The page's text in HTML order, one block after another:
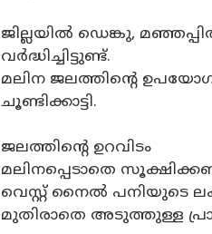
ജില്ലയിൽ ഡെങ്കു,
വർദ്ധിച്ചിട്ടുണ്ട്.
മലിന ജലത്തിന്റെ
ചൂണ്ടിക്കാട്ടി.
ജലത്തിന്റെ ഉറവിടം
മലിനപ്പെടാതെ
വെസ്റ്റ് നൈൽ പനിയുടെ
മുതിരാതെ അടുത്തുള്ള